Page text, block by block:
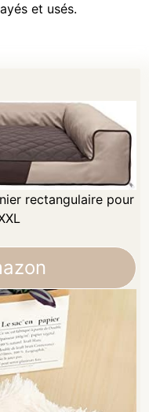
et usés.
rectangulaire pour